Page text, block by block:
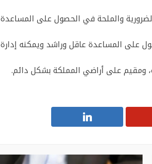
والملحة في الحصول على المساعدة
على المساعدة عاقل وراشد ويمكنه إدارة
على أراضي المملكة بشكل دائم.